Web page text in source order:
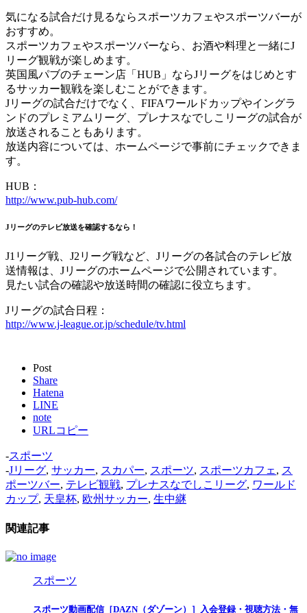
気になる試合だけ見るならスポーツカフェやスポーツバーが
おすすめ。
スポーツカフェやスポーツバーなら、お酒や料理と一緒にJ
リーグ観戦が楽しめます。
英国風パブのチェーン店「HUB」ならJリーグをはじめとす
るサッカー観戦を楽しむことができます。
Jリーグの試合だけでなく、FIFAワールドカップやイングラ
ンドのプレミアムリーグ、プレナスなでしこリーグの試合が
放送されることもあります。
放送内容については、ホームページで事前にチェックできま
す。
HUB：
http://www.pub-hub.com/
Jリーグのテレビ放送を確認するなら！
J1リーグ戦、J2リーグ戦など、Jリーグの各試合のテレビ放
送情報は、Jリーグのホームページで公開されています。
見たい試合の確認や放送時間の確認に役立ちます。
Jリーグの試合日程：
http://www.j-league.or.jp/schedule/tv.html
Post
Share
Hatena
LINE
note
URLコピー
-スポーツ
-Jリーグ, サッカー, スカパー, スポーツ, スポーツカフェ, ス
ポーツバー, テレビ観戦, プレナスなでしこリーグ, ワールド
カップ, 天皇杯, 欧州サッカー, 生中継
関連記事
スポーツ
スポーツ動画配信［DAZN（ダゾーン）］入会登録・視聴方法・無